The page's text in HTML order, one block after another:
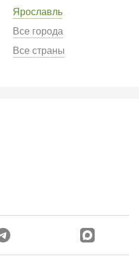
Ярославль
Все города
Все страны